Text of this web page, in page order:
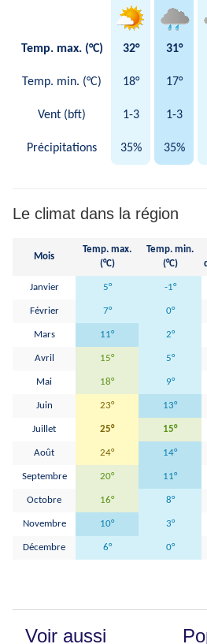
Temp. max. (°C) 32° 31°
Temp. min. (°C) 18° 17°
Vent (bft) 1-3 1-3
Précipitations 35% 35%
Le climat dans la région
Mois
Temp. max.
(°C)
Temp. min.
(°C)
Janvier 5° -1°
Février 7° 0°
Mars 11° 2°
Avril 15° 5°
Mai 18° 9°
Juin 23° 13°
Juillet 25° 15°
Août 24° 14°
Septembre 20° 11°
Octobre 16° 8°
Novembre 10° 3°
Décembre 6° 0°
Voir aussi